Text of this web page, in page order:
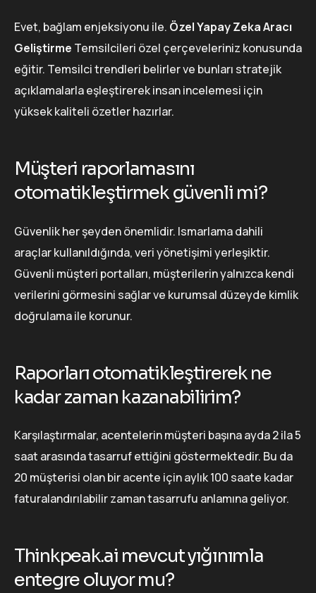
Evet, bağlam enjeksiyonu ile. Özel Yapay Zeka Aracı
Geliştirme Temsilcileri özel çerçeveleriniz konusunda
eğitir. Temsilci trendleri belirler ve bunları stratejik
açıklamalarla eşleştirerek insan incelemesi için
yüksek kaliteli özetler hazırlar.
Müşteri raporlamasını
otomatikleştirmek güvenli mi?
Güvenlik her şeyden önemlidir. Ismarlama dahili
araçlar kullanıldığında, veri yönetişimi yerleşiktir.
Güvenli müşteri portalları, müşterilerin yalnızca kendi
verilerini görmesini sağlar ve kurumsal düzeyde kimlik
doğrulama ile korunur.
Raporları otomatikleştirerek ne
kadar zaman kazanabilirim?
Karşılaştırmalar, acentelerin müşteri başına ayda 2 ila 5
saat arasında tasarruf ettiğini göstermektedir. Bu da
20 müşterisi olan bir acente için aylık 100 saate kadar
faturalandırılabilir zaman tasarrufu anlamına geliyor.
Thinkpeak.ai mevcut yığınımla
entegre oluyor mu?